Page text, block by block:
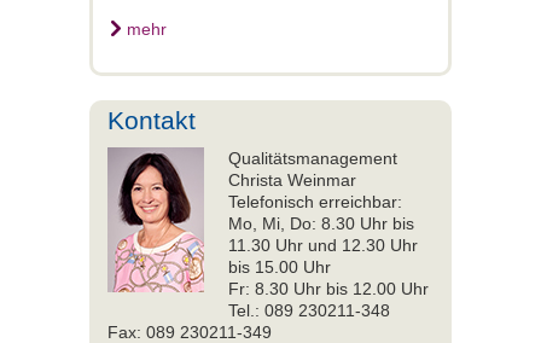
mehr
Kontakt
Qualitätsmanagement
Christa Weinmar
Telefonisch erreichbar:
Mo, Mi, Do: 8.30 Uhr bis
11.30 Uhr und 12.30 Uhr
bis 15.00 Uhr
Fr: 8.30 Uhr bis 12.00 Uhr
Tel.: 089 230211-348
Fax: 089 230211-349